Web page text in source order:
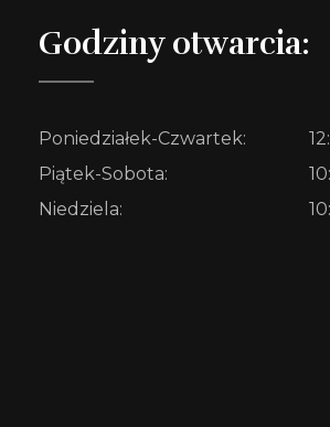
Godziny otwarcia:
Poniedziałek-Czwartek:
Piątek-Sobota:
Niedziela: